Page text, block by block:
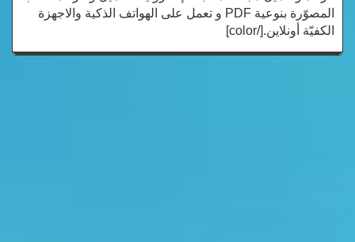
المصوّرة بنوعية PDF و تعمل على الهواتف الذكية والاجهزة
الكفيّة أونلاين.[/color]